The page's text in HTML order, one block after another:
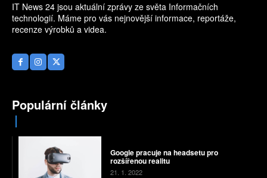
IT News 24 jsou aktuální zprávy ze světa Informačních
technologií. Máme pro vás nejnovější informace, reportáže,
recenze výrobků a videa.
Populární články
Google pracuje na headsetu pro
rozšířenou realitu
21. 1. 2022